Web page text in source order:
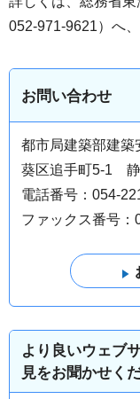
052-971-9621）へ
お問い合わせ
都市局建築部建築
葵区追手町5-1
電話番号：054-
ファックス番号：
より良いウェブ
見をお聞かせく